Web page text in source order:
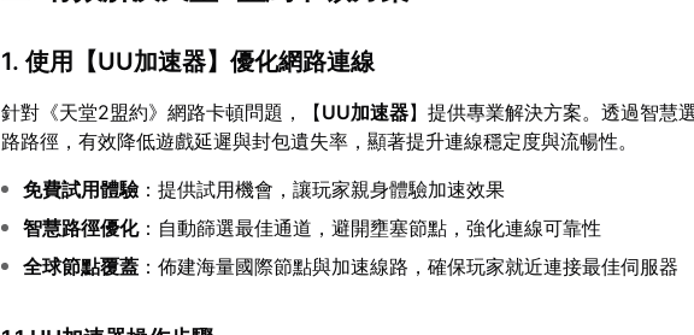
1. 使用【UU加速器】優化網路連線
針對《天堂2盟約》網路卡頓問題，【UU加速器】提供專業解決方案。透過智慧
路路徑，有效降低遊戲延遲與封包遺失率，顯著提升連線穩定度與流暢性。
免費試用體驗：提供試用機會，讓玩家親身體驗加速效果
智慧路徑優化：自動篩選最佳通道，避開壅塞節點，強化連線可靠性
全球節點覆蓋 ：佈建海量國際節點與加速線路，確保玩家就近連接最佳伺服器